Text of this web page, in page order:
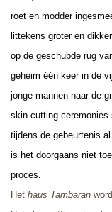
roet en modder
littekens groter en
op de geschubde rug
geheim één keer in de
jonge mannen naar de
skin-cutting
tijdens de gebeurtenis
is het doorgaans niet
proces.
Het haus Tambaran